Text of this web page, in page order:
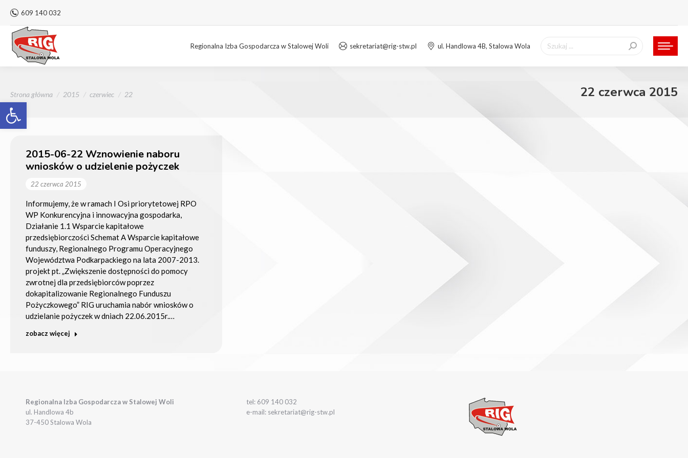
Otwórz pasek narzędzi
609 140 032
Regionalna Izba Gospodarcza w Stalowej Woli sekretariat@rig-stw.pl ul. Handlowa 4B, Stalowa Wola Szukaj:
Jesteś tutaj:
Strona główna 2015 czerwiec 22 22 czerwca 2015
2015-06-22 Wznowienie naboru
wniosków o udzielenie pożyczek
22 czerwca 2015
Informujemy, że w ramach I Osi priorytetowej RPO
WP Konkurencyjna i innowacyjna gospodarka,
Działanie 1.1 Wsparcie kapitałowe
przedsiębiorczości Schemat A Wsparcie kapitałowe
funduszy, Regionalnego Programu Operacyjnego
Województwa Podkarpackiego na lata 2007-2013.
projekt pt. „Zwiększenie dostępności do pomocy
zwrotnej dla przedsiębiorców poprzez
dokapitalizowanie Regionalnego Funduszu
Pożyczkowego” RIG uruchamia nabór wniosków o
udzielanie pożyczek w dniach 22.06.2015r.…
zobacz więcej
Regionalna Izba Gospodarcza w Stalowej Woli
ul. Handlowa 4b
37-450 Stalowa Wola
tel: 609 140 032
e-mail: sekretariat@rig-stw.pl